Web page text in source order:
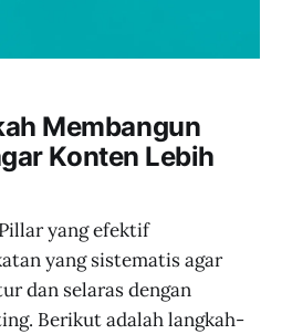
Membangun
Konten Lebih
yang efektif
yang sistematis agar
dan selaras dengan
Berikut adalah langkah-